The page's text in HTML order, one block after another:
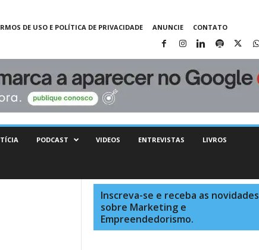
DE USO E POLÍTICA DE PRIVACIDADE ANUNCIE CONTATO
PODCAST VIDEOS ENTREVISTAS LIVROS
Inscreva-se e receba as novidades
sobre Marketing e
Empreendedorismo.